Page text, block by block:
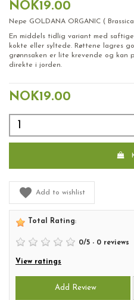
NOK19.00
Nepe GOLDANA ORGANIC (
En middels tidlig variant med saftige
kokte eller syltede. Røttene lagres
grønnsaken er lite krevende og kan
direkte i jorden.
NOK19.00
Add to wishlist
Total Rating:
0/5 - 0 reviews
View ratings
Add Review